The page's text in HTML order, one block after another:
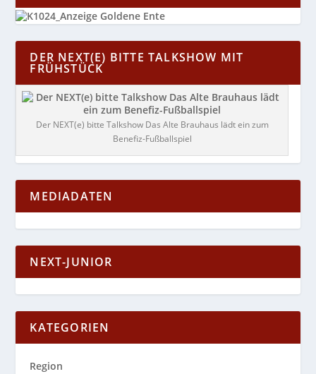
DER NEXT(E) BITTE TALKSHOW MIT
FRÜHSTÜCK
Der NEXT(e) bitte Talkshow Das Alte Brauhaus lädt ein zum
Benefiz-Fußballspiel
MEDIADATEN
NEXT-JUNIOR
KATEGORIEN
Region